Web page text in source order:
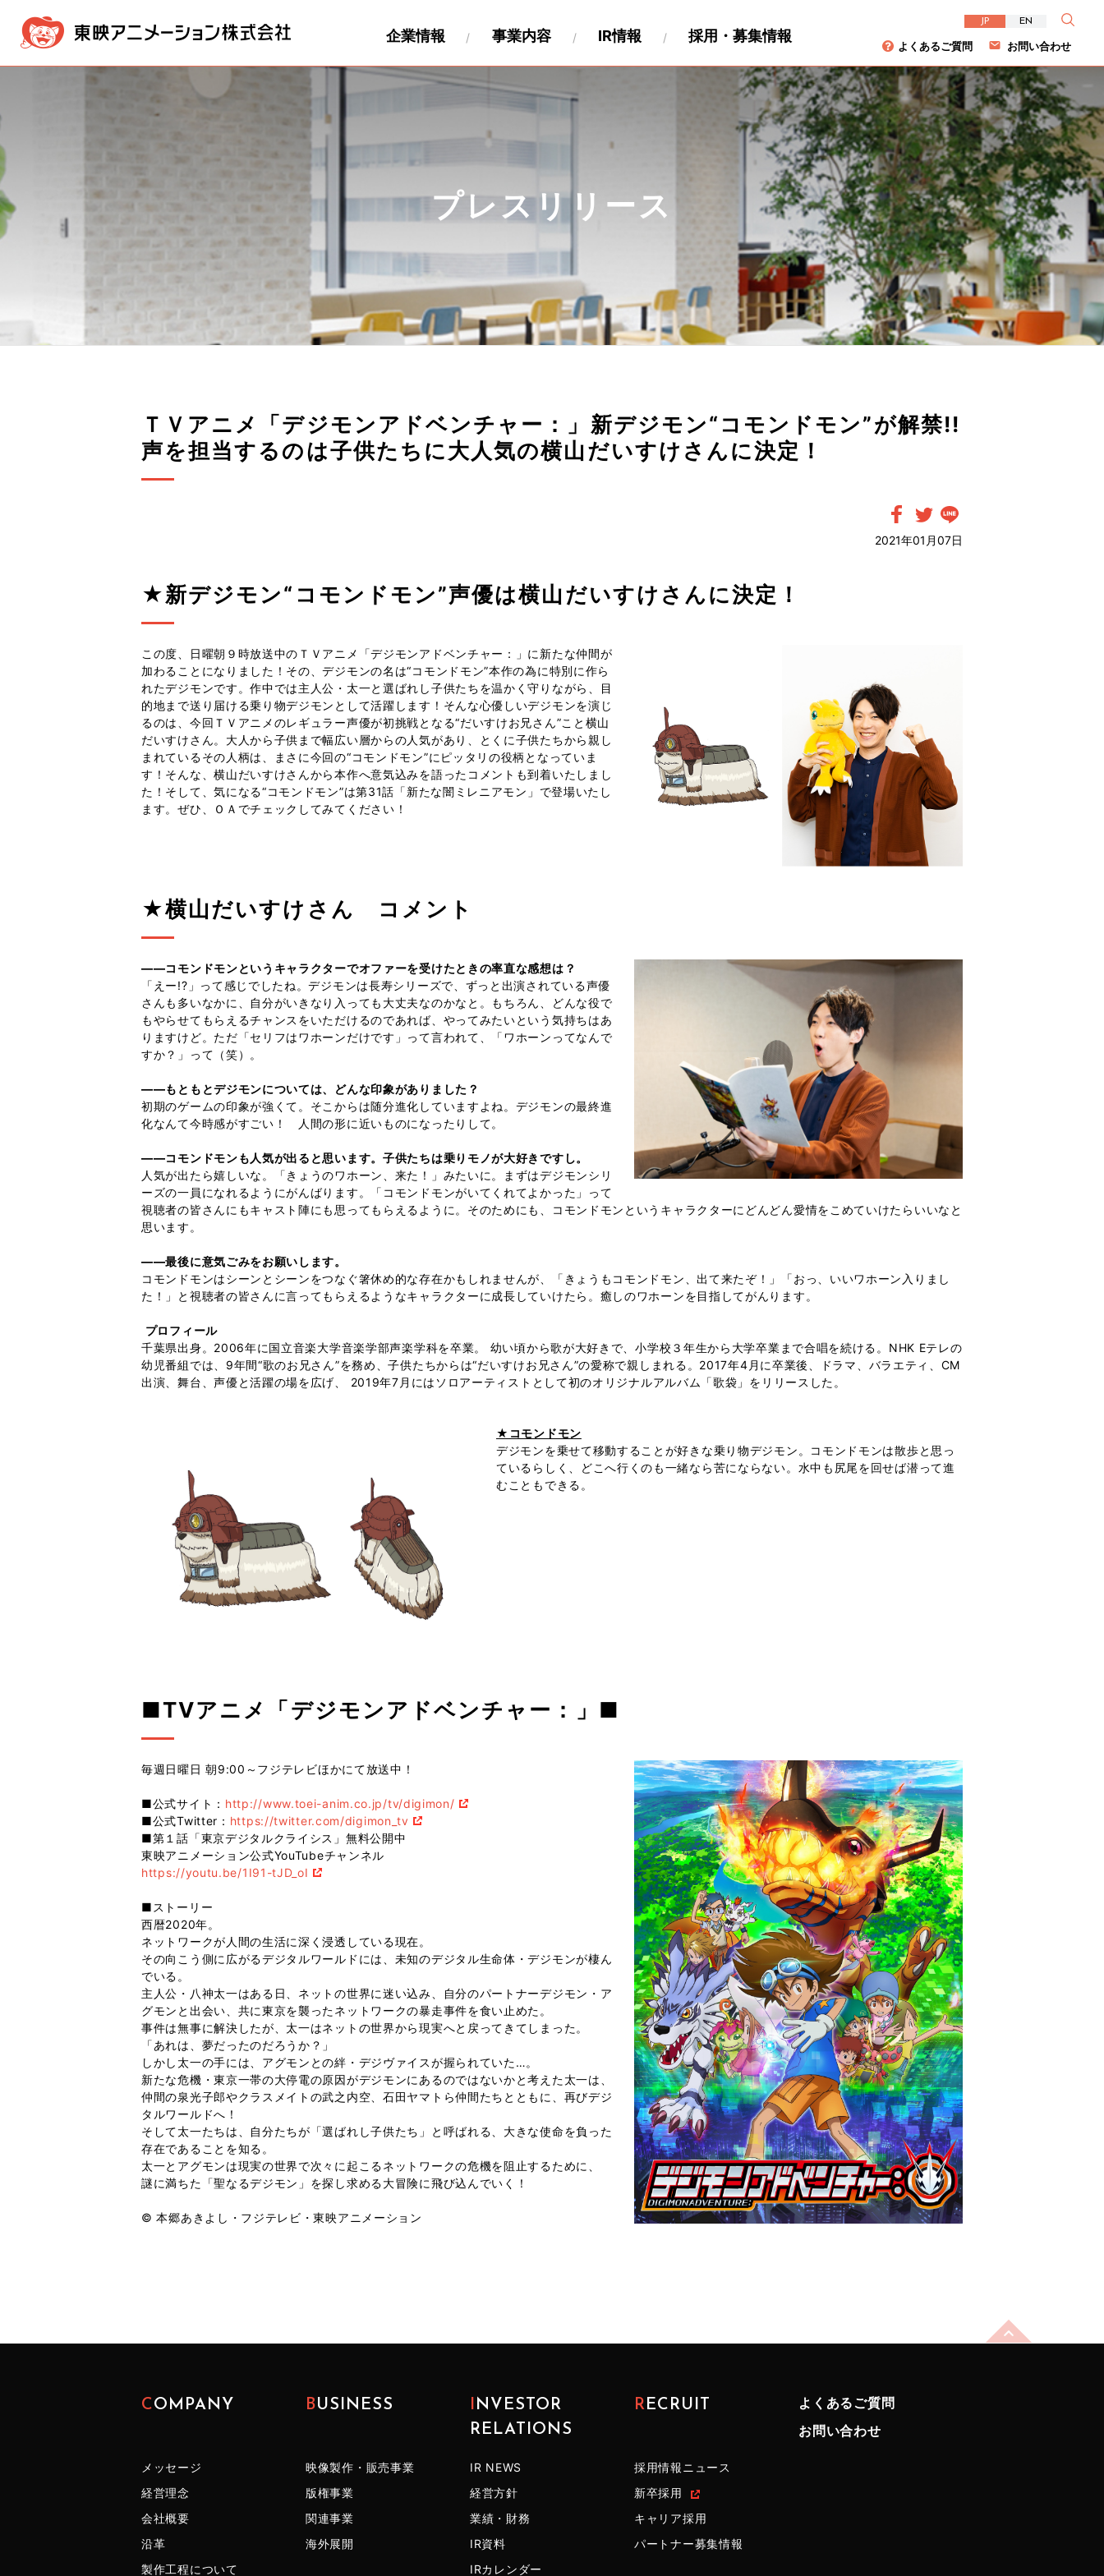
プレスリリース
ＴＶアニメ「デジモンアドベンチャー：」新デジモン“コモンドモン”が解禁!!
声を担当するのは子供たちに大人気の横山だいすけさんに決定！
2021年01月07日
★新デジモン“コモンドモン”声優は横山だいすけさんに決定！
この度、日曜朝９時放送中のＴＶアニメ「デジモンアドベンチャー：」に新たな仲間が
加わることになりました！その、デジモンの名は“コモンドモン”本作の為に特別に作ら
れたデジモンです。作中では主人公・太一と選ばれし子供たちを温かく守りながら、目
的地まで送り届ける乗り物デジモンとして活躍します！そんな心優しいデジモンを演じ
るのは、今回ＴＶアニメのレギュラー声優が初挑戦となる“だいすけお兄さん”こと横山
だいすけさん。大人から子供まで幅広い層からの人気があり、とくに子供たちから親し
まれているその人柄は、まさに今回の“コモンドモン”にピッタリの役柄となっていま
す！そんな、横山だいすけさんから本作へ意気込みを語ったコメントも到着いたしまし
た！そして、気になる“コモンドモン”は第31話「新たな闇ミレニアモン」で登場いたし
ます。ぜひ、ＯＡでチェックしてみてください！
★横山だいすけさん コメント
――コモンドモンというキャラクターでオファーを受けたときの率直な感想は？
「えー!?」って感じでしたね。デジモンは長寿シリーズで、ずっと出演されている声優
さんも多いなかに、自分がいきなり入っても大丈夫なのかなと。もちろん、どんな役で
もやらせてもらえるチャンスをいただけるのであれば、やってみたいという気持ちはあ
りますけど。ただ「セリフはワホーンだけです」って言われて、「ワホーンってなんで
すか？」って（笑）。
――もともとデジモンについては、どんな印象がありました？
初期のゲームの印象が強くて。そこからは随分進化していますよね。デジモンの最終進
化なんて今時感がすごい！ 人間の形に近いものになったりして。
――コモンドモンも人気が出ると思います。子供たちは乗りモノが大好きですし。
人気が出たら嬉しいな。「きょうのワホーン、来た！」みたいに。まずはデジモンシリ
ーズの一員になれるようにがんばります。「コモンドモンがいてくれてよかった」って
視聴者の皆さんにもキャスト陣にも思ってもらえるように。そのためにも、コモンドモンというキャラクターにどんどん愛情をこめていけたらいいなと
思います。
――最後に意気ごみをお願いします。
コモンドモンはシーンとシーンをつなぐ箸休め的な存在かもしれませんが、「きょうもコモンドモン、出て来たぞ！」「おっ、いいワホーン入りまし
た！」と視聴者の皆さんに言ってもらえるようなキャラクターに成長していけたら。癒しのワホーンを目指してがんります。
プロフィール
千葉県出身。2006年に国立音楽大学音楽学部声楽学科を卒業。 幼い頃から歌が大好きで、小学校３年生から大学卒業まで合唱を続ける。NHK Eテレの
幼児番組では、9年間“歌のお兄さん”を務め、子供たちからは“だいすけお兄さん”の愛称で親しまれる。2017年4月に卒業後、ドラマ、バラエティ、CM
出演、舞台、声優と活躍の場を広げ、 2019年7月にはソロアーティストとして初のオリジナルアルバム「歌袋」をリリースした。
★コモンドモン
デジモンを乗せて移動することが好きな乗り物デジモン。コモンドモンは散歩と思っ
ているらしく、どこへ行くのも一緒なら苦にならない。水中も尻尾を回せば潜って進
むこともできる。
■TVアニメ「デジモンアドベンチャー：」■
毎週日曜日 朝9:00～フジテレビほかにて放送中！
■公式サイト： http://www.toei-anim.co.jp/tv/digimon/
■公式Twitter： https://twitter.com/digimon_tv
■第１話「東京デジタルクライシス」無料公開中
東映アニメーション公式YouTubeチャンネル
https://youtu.be/1I91-tJD_oI
■ストーリー
西暦2020年。
ネットワークが人間の生活に深く浸透している現在。
その向こう側に広がるデジタルワールドには、未知のデジタル生命体・デジモンが棲ん
でいる。
主人公・八神太一はある日、ネットの世界に迷い込み、自分のパートナーデジモン・ア
グモンと出会い、共に東京を襲ったネットワークの暴走事件を食い止めた。
事件は無事に解決したが、太一はネットの世界から現実へと戻ってきてしまった。
「あれは、夢だったのだろうか？」
しかし太一の手には、アグモンとの絆・デジヴァイスが握られていた…。
新たな危機・東京一帯の大停電の原因がデジモンにあるのではないかと考えた太一は、
仲間の泉光子郎やクラスメイトの武之内空、石田ヤマトら仲間たちとともに、再びデジ
タルワールドへ！
そして太一たちは、自分たちが「選ばれし子供たち」と呼ばれる、大きな使命を負った
存在であることを知る。
太一とアグモンは現実の世界で次々に起こるネットワークの危機を阻止するために、
謎に満ちた「聖なるデジモン」を探し求める大冒険に飛び込んでいく！
© 本郷あきよし・フジテレビ・東映アニメーション
よくあるご質問 お問い合わせ
JP EN
企業情報
メッセージ 経営理念 会社概要 製作工程について ペロについて ダイバーシティ
企業情報
事業内容
映像製作・販売事業 版権事業
事業内容
IR情報
IR NEWS 経営方針 業績・財務 IRカレンダー 個人投資家の皆様へ
株主総会
株価情報
電子公告
IR情報
採用・募集情報
採用情報ニュース 新卒採用 パートナー募集情報
採用・募集情報
COMPANY
メッセージ
経営理念
会社概要
沿革
製作工程について
BUSINESS
映像製作・販売事業
版権事業
関連事業
海外展開
INVESTOR
RELATIONS
IR NEWS
経営方針
業績・財務
IR資料
IRカレンダー
RECRUIT
採用情報ニュース
新卒採用
キャリア採用
パートナー募集情報
よくあるご質問
お問い合わせ